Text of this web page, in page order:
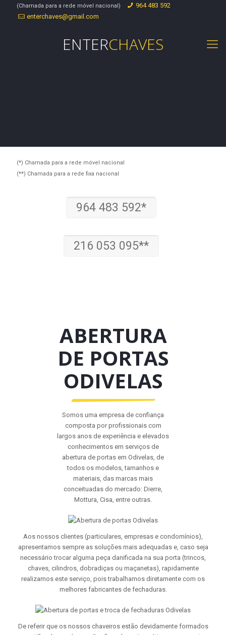
(Chamada para a rede móvel nacional)
964 483 592
enterchaves@gmail.com
ENTERCHAVES
(*) Chamada para a rede móvel nacional
(**) Chamada para a rede fixa nacional
964 483 592*
216 053 095**
ABERTURA
DE PORTAS
ODIVELAS
Somos uma empresa de confiança
composta por profissionais com
largos anos de experiência e elevados
conhecimentos em serviços de
abertura de portas em Odivelas, de
todos os modelos, tamanhos e
materiais, das marcas mais
conceituadas do mercado: Dierre,
Mottura, Cisa, entre outras.
Aos nossos clientes (particulares, empresas e condomínios),
apresentamos sempre as soluções mais adequadas e, caso seja
necessário trocar alguma peça danificada na sua porta (trincos,
chaves, cilindros, dobradiças ou maçanetas), rapidamente
realizamos este serviço, pois trabalhamos diretamente com os
melhores fabricantes de fechaduras.
De referir que os nossos chaveiros estão devidamente formados